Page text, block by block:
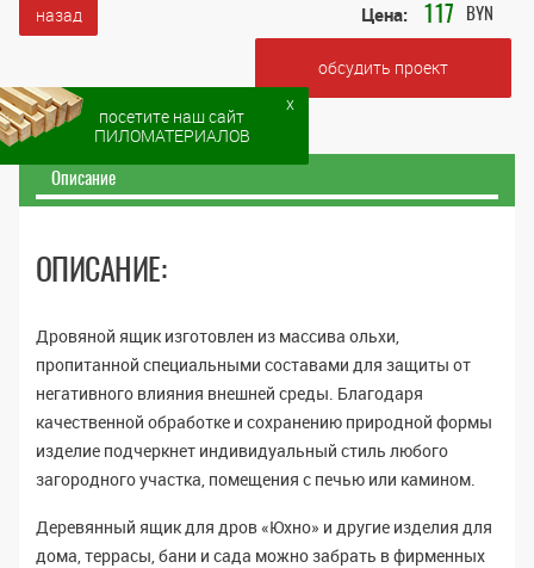
назад Цена: 117 BYN
обсудить проект
Описание
ОПИСАНИЕ:
Дровяной ящик изготовлен из массива ольхи,
пропитанной специальными составами для защиты от
негативного влияния внешней среды. Благодаря
качественной обработке и сохранению природной формы
изделие подчеркнет индивидуальный стиль любого
загородного участка, помещения с печью или камином.
Деревянный ящик для дров «Юхно» и другие изделия для
дома, террасы, бани и сада можно забрать в фирменных
посетите наш сайт
ПИЛОМАТЕРИАЛОВ
x